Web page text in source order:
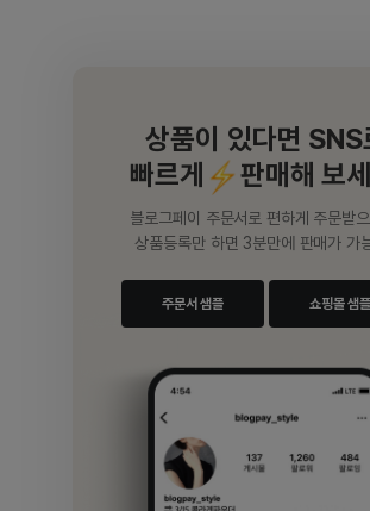
상품이 있다면 SNS
빠르게
판매해 보
블로그페이 주문서로 편하게 주문받
상품등록만 하면 3분만에 판매가 가
주문서 샘플 쇼핑몰 샘플